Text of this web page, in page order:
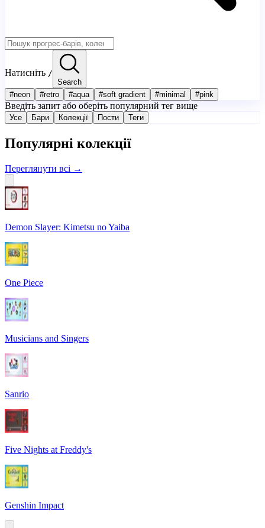
Натисніть /
Search
#neon #retro #aqua #soft gradient #minimal #pink
Введіть запит або оберіть популярний тег вище
Усе Бари Колекції Пости Теги
Популярні колекції
Переглянути всі →
Demon Slayer: Kimetsu no Yaiba
One Piece
Musicians and Singers
Sanrio
Five Nights at Freddy's
Genshin Impact